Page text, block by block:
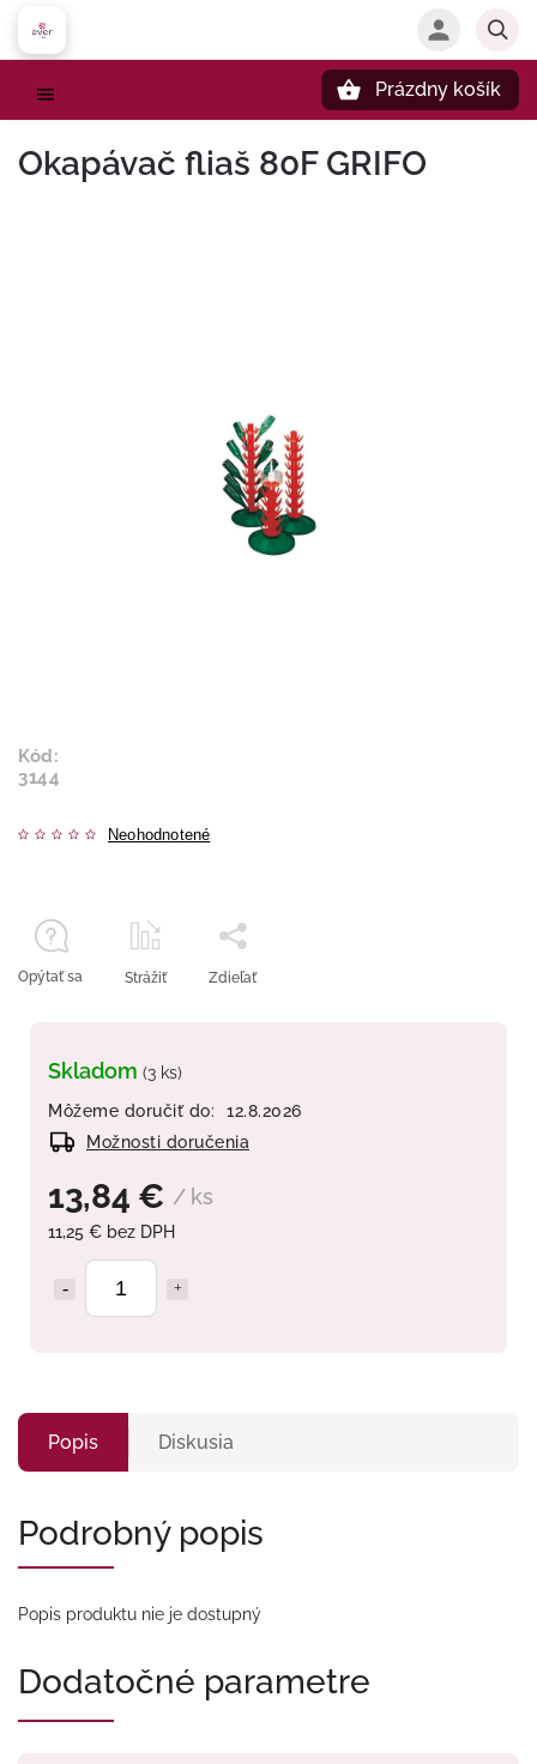
Prázdny košík
Okapávač fliaš 80F GRIFO
Kód:
3144
Neohodnotené
13,84 € / ks
11,25 € bez DPH
Skladom (3 ks)
Môžeme doručiť do:
12.8.2026
Možnosti doručenia
Opýtať sa Strážiť Zdieľať
Popis Diskusia
Podrobný popis
Popis produktu nie je dostupný
Dodatočné parametre